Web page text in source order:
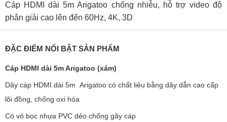
Cáp HDMI dài 5m Arigatoo chống nhiễu, hỗ trợ video độ
phân giải cao lên đến 60Hz, 4K, 3D
ĐẶC ĐIỂM NỔI BẬT SẢN PHẨM
Cáp HDMI dài 5m Arigatoo (xám)
Dây cáp HDMI dài 5m Arigatoo có chất liệu bằng dây dẫn cao cấp
lõi đồng, chống oxi hóa
Có vỏ bọc nhựa PVC dẻo chống gãy cáp